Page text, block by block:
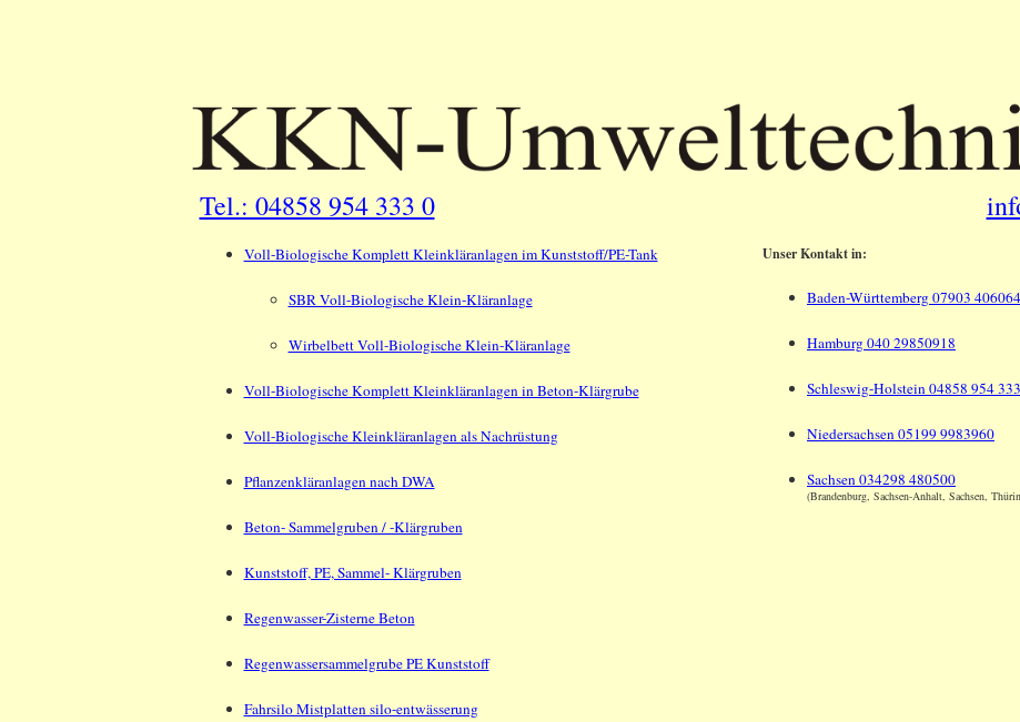
Tel.: 04858 954 333 0
Voll-Biologische Komplett Kleinkläranlagen im Kunststoff/PE-Tank
SBR Voll-Biologische Klein-Kläranlage
Wirbelbett Voll-Biologische Klein-Kläranlage
Voll-Biologische Komplett Kleinkläranlagen in Beton-Klärgrube
Voll-Biologische Kleinkläranlagen als Nachrüstung
Pflanzenkläranlagen nach DWA
Beton- Sammelgruben / -Klärgruben
Kunststoff, PE, Sammel- Klärgruben
Regenwasser-Zisterne Beton
Regenwassersammelgrube PE Kunststoff
Fahrsilo Mistplatten silo-entwässerung
Unser Kontakt in:
Baden-Württemberg 07903
Hamburg 040 29850918
Schleswig-Holstein 04858 954
Niedersachsen 05199 9983960
Sachsen 034298 480500
(Brandenburg, Sachsen-Anhalt, Sachsen,